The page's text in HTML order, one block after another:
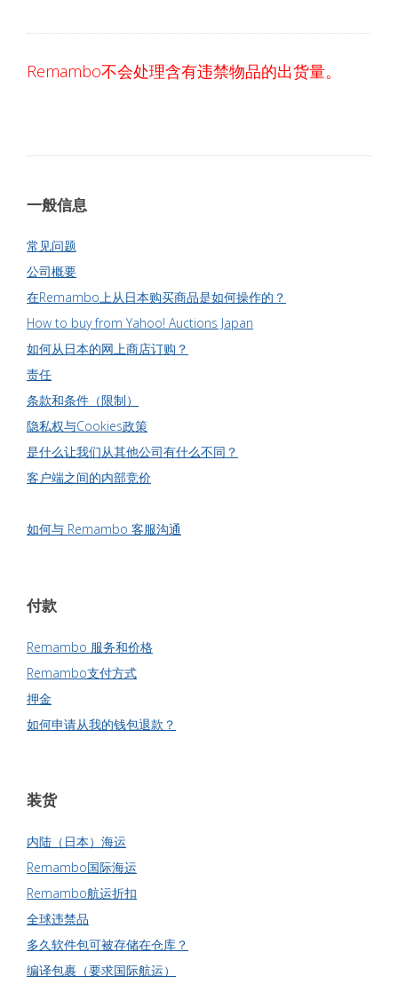
Remambo不会处理含有违禁物品的出货量。
一般信息
常见问题
公司概要
在Remambo上从日本购买商品是如何操作的？
How to buy from Yahoo! Auctions Japan
如何从日本的网上商店订购？
责任
条款和条件（限制）
隐私权与Cookies政策
是什么让我们从其他公司有什么不同？
客户端之间的内部竞价
如何与 Remambo 客服沟通
付款
Remambo 服务和价格
Remambo支付方式
押金
如何申请从我的钱包退款？
装货
内陆（日本）海运
Remambo国际海运
Remambo航运折扣
全球违禁品
多久软件包可被存储在仓库？
编译包裹（要求国际航运）